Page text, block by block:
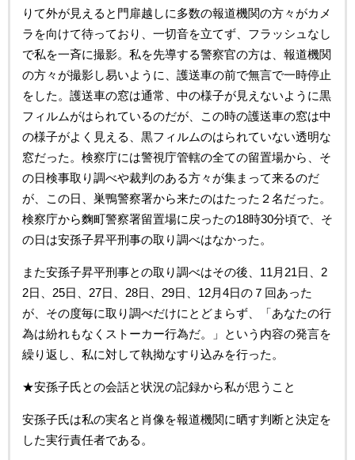
りて外が見えると門扉越しに多数の報道機関の方々がカメ
ラを向けて待っており、一切音を立てず、フラッシュなし
で私を一斉に撮影。私を先導する警察官の方は、報道機関
の方々が撮影し易いように、護送車の前で無言で一時停止
をした。護送車の窓は通常、中の様子が見えないように黒
フィルムがはられているのだが、この時の護送車の窓は中
の様子がよく見える、黒フィルムのはられていない透明な
窓だった。検察庁には警視庁管轄の全ての留置場から、そ
の日検事取り調べや裁判のある方々が集まって来るのだ
が、この日、巣鴨警察署から来たのはたった２名だった。
検察庁から麴町警察署留置場に戻ったの18時30分頃で、そ
の日は安孫子昇平刑事の取り調べはなかった。
また安孫子昇平刑事との取り調べはその後、11月21日、2
2日、25日、27日、28日、29日、12月4日の７回あった
が、その度毎に取り調べだけにとどまらず、「あなたの行
為は紛れもなくストーカー行為だ。」という内容の発言を
繰り返し、私に対して執拗なすり込みを行った。
★安孫子氏との会話と状況の記録から私が思うこと
安孫子氏は私の実名と肖像を報道機関に晒す判断と決定を
した実行責任者である。